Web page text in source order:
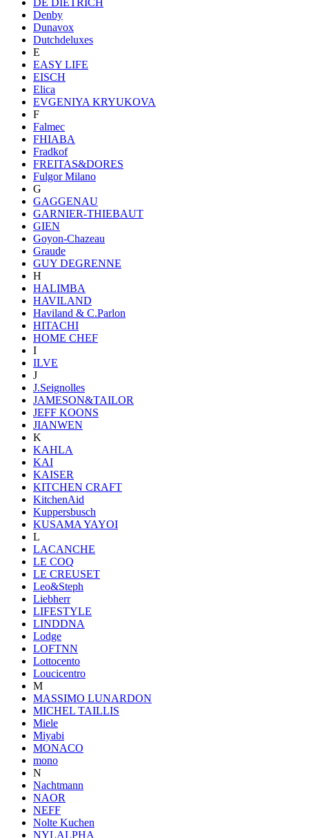
Denby
Dunavox
Dutchdeluxes
E
EASY LIFE
EISCH
Elica
EVGENIYA KRYUKOVA
F
Falmec
FHIABA
Fradkof
FREITAS&DORES
Fulgor Milano
G
GAGGENAU
GARNIER-THIEBAUT
GIEN
Goyon-Chazeau
Graude
GUY DEGRENNE
H
HALIMBA
HAVILAND
Haviland & C.Parlon
HITACHI
HOME CHEF
I
ILVE
J
J.Seignolles
JAMESON&TAILOR
JEFF KOONS
JIANWEN
K
KAHLA
KAI
KAISER
KITCHEN CRAFT
KitchenAid
Kuppersbusch
KUSAMA YAYOI
L
LACANCHE
LE COQ
LE CREUSET
Leo&Steph
Liebherr
LIFESTYLE
LINDDNA
Lodge
LOFTNN
Lottocento
Loucicentro
M
MASSIMO LUNARDON
MICHEL TAILLIS
Miele
Miyabi
MONACO
mono
N
Nachtmann
NAOR
NEFF
Nolte Kuchen
NYLALPHA